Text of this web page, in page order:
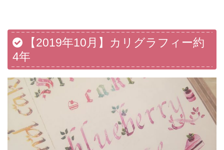
【2019年10月】カリグラフィー約
4年